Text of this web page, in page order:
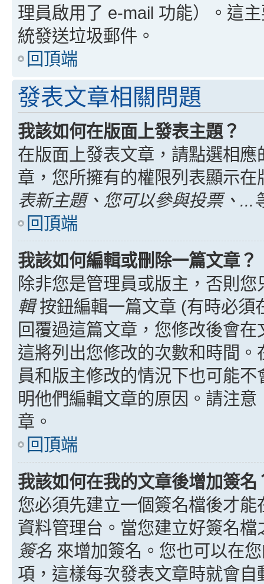
理員啟用了 e-mail 功能）。這
統發送垃圾郵件。
回頂端
發表文章相關問題
我該如何在版面上發表主題？
在版面上發表文章，請點選相
章，您所擁有的權限列表顯示
表新主題、您可以參與投票、...
回頂端
我該如何編輯或刪除一篇文章？
除非您是管理員或版主，否則
輯按鈕編輯一篇文章 (有時必須
回覆過這篇文章，您修改後會
這將列出您修改的次數和時間
員和版主修改的情況下也可能
明他們編輯文章的原因。請注
章。
回頂端
我該如何在我的文章後增加簽名
您必須先建立一個簽名檔後才
資料管理台。當您建立好簽名
簽名 來增加簽名。您也可以在
項，這樣每次發表文章時就會自